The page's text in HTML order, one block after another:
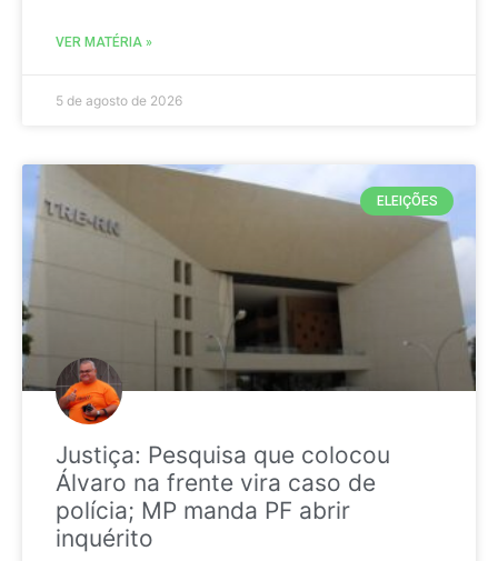
VER MATÉRIA »
5 de agosto de 2026
ELEIÇÕES
Justiça: Pesquisa que colocou
Álvaro na frente vira caso de
polícia; MP manda PF abrir
inquérito